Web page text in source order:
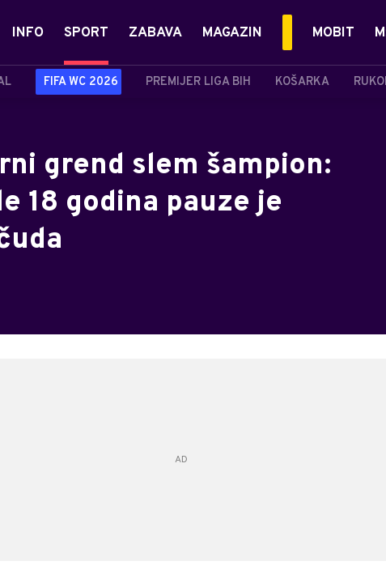
INFO SPORT
FIFA WC 2026 PREMIJER LIGA BIH KOŠARKA
ZABAVA MAGAZIN MOBIT
grend slem šampion:
18 godina pauze je